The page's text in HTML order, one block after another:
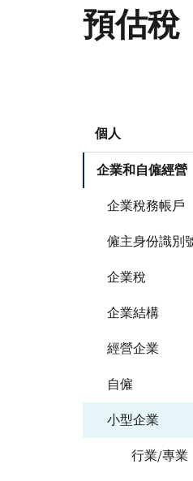
預估稅
個人
企業和自僱經營
企業稅務帳戶
僱主身份識別
企業稅
企業結構
經營企業
自僱
小型企業
行業/專業